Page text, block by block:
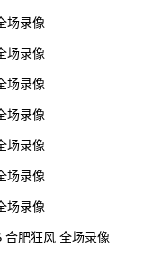
场录像
场录像
场录像
场录像
场录像
场录像
场录像
合肥狂风 全场录像